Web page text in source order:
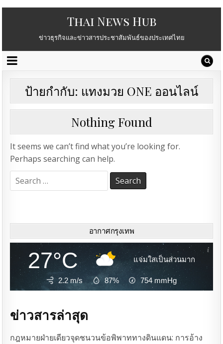
Thai News Hub
ข่าวธุรกิจและข่าวสารประชาสัมพันธ์ของประเทศไทย
ป้ายกำกับ: แทงมวย ONE ออนไลน์
Nothing Found
It seems we can’t find what you’re looking for.
Perhaps searching can help.
Search
for:
อากาศกรุงเทพ
27°C แจ่มใสเป็นส่วนมาก
2.2 m/s 87% 754mmHg
ข่าวสารล่าสุด
กฎหมายฝ่ายเดียวจุดชนวนข้อพิพาททางดินแดน: การอ้าง